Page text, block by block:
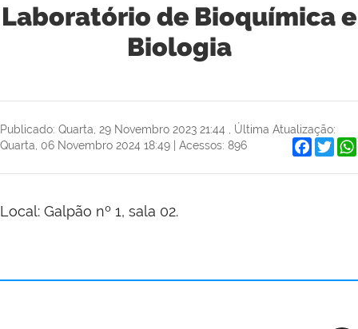
Laboratório de Bioquímica e
Biologia
Publicado: Quarta, 29 Novembro 2023 21:44
Última Atualização:
Quarta, 06 Novembro 2024 18:49 | Acessos: 896
Local: Galpão nº 1, sala 02.